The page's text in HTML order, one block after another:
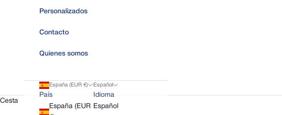
Personalizados
Contacto
Quienes somos
España (EUR €)
País
España (EUR
Español
Idioma
Español
Cesta